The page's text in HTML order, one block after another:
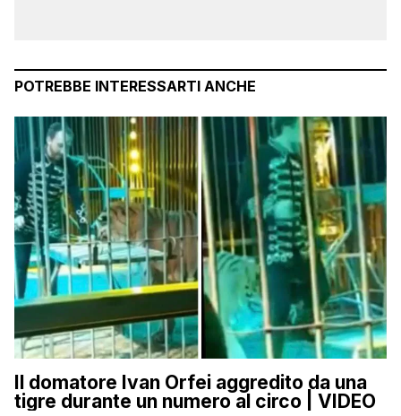
POTREBBE INTERESSARTI ANCHE
Il domatore Ivan Orfei aggredito da una
tigre durante un numero al circo | VIDEO